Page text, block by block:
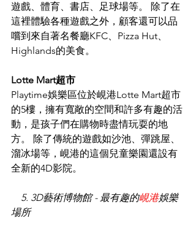
遊戲、體育、書店、足球場等。 除了在
這裡體驗各種遊戲之外，顧客還可以品
嚐到來自著名餐廳KFC、Pizza Hut、
Highlands的美食。
Lotte Mart超市
Playtime娛樂區位於峴港Lotte Mart超市
的5樓，擁有寬敞的空間和許多有趣的活
動，是孩子們在購物時盡情玩耍的地
方。 除了傳統的遊戲如沙池、彈跳屋、
溜冰場等，峴港的這個兒童樂園還設有
全新的4D影院。
5. 3D藝術博物館 - 最有趣的峴港娛樂
場所